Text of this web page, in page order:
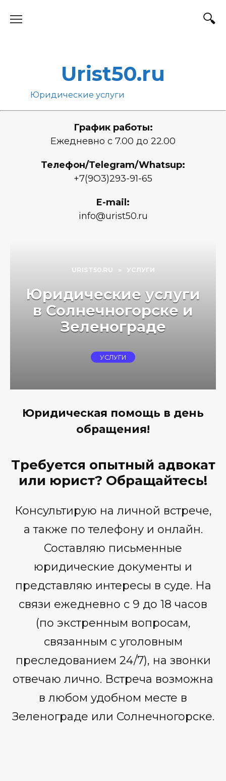
Urist50.ru
Юридические услуги
График работы:
Ежедневно с 7.00 до 22.00
Телефон/Telegram/Whatsup:
+7(9О3)293-91-65
E-mail:
info@urist50.ru
URIST50.RU » УСЛУГИ
Юридические услуги
в Солнечногорске и
Зеленограде
УСЛУГИ
Юридическая помощь в день
обращения!
Требуется опытный адвокат
или юрист? Обращайтесь!
Консультирую на личной встрече,
а также по телефону и онлайн.
Составляю письменные
юридические документы и
представляю интересы в суде. На
связи ежедневно с 9 до 18 часов
(по экстренным вопросам,
связанным с уголовным
преследованием 24/7), на звонки
отвечаю лично. Встреча возможна
в любом удобном месте в
Зеленограде или Солнечногорске.